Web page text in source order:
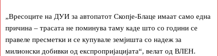
„Вресоците на ДУИ за автопатот Скопје-Блаце имаат само една
причина – трасата не поминува таму каде што со години се
правеле пресметки и се купувале земјишта со надеж за
милионски добивки од експропријацијата“, велат од ВЛЕН.